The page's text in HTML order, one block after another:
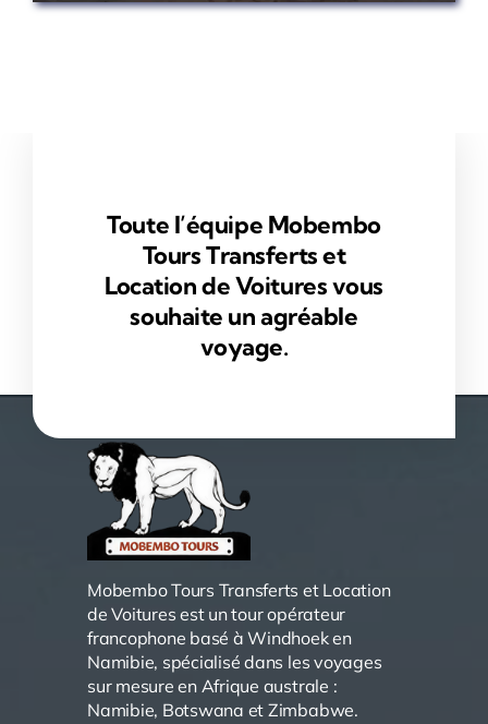
Toute l’équipe Mobembo
Tours Transferts et
Location de Voitures vous
souhaite un agréable
voyage.
Mobembo Tours Transferts et Location
de Voitures est un tour opérateur
francophone basé à Windhoek en
Namibie, spécialisé dans les voyages
sur mesure en Afrique australe :
Namibie, Botswana et Zimbabwe.